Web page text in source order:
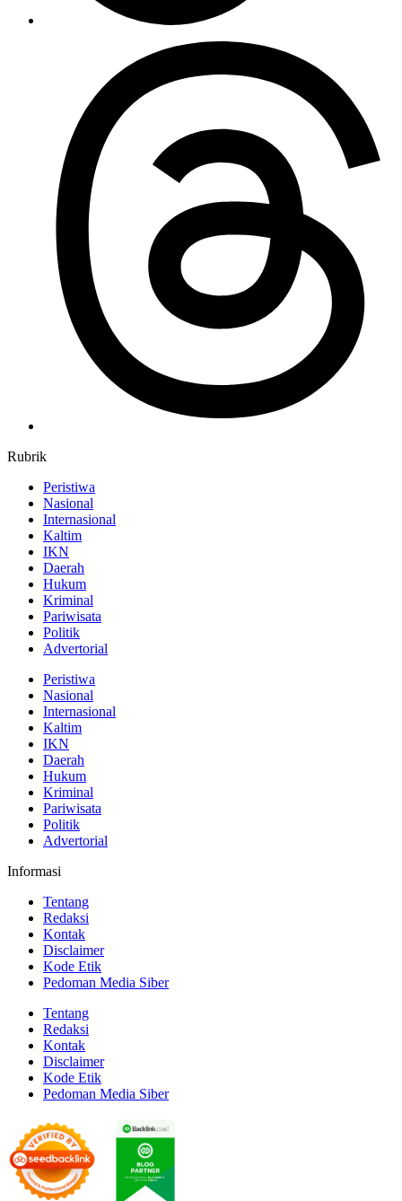
Rubrik
Peristiwa
Nasional
Internasional
Kaltim
IKN
Daerah
Hukum
Kriminal
Pariwisata
Politik
Advertorial
Peristiwa
Nasional
Internasional
Kaltim
IKN
Daerah
Hukum
Kriminal
Pariwisata
Politik
Advertorial
Informasi
Tentang
Redaksi
Kontak
Disclaimer
Kode Etik
Pedoman Media Siber
Tentang
Redaksi
Kontak
Disclaimer
Kode Etik
Pedoman Media Siber